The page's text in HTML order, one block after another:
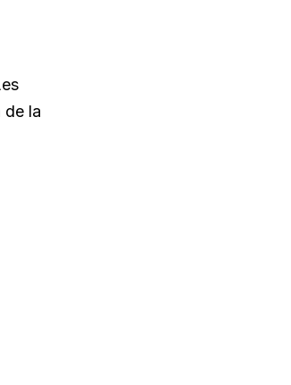
de la